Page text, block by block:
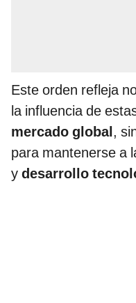
Este orden refleja
la influencia de
mercado global,
para mantenerse a
y desarrollo